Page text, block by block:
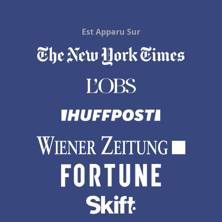
Hôtels aux Maldives
Hôtels à Thuir
Hôtels à Préfailles
Hôtels à Montmorillon
Est Apparu Sur